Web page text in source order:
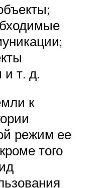
и т. д.
к
режим ее
того